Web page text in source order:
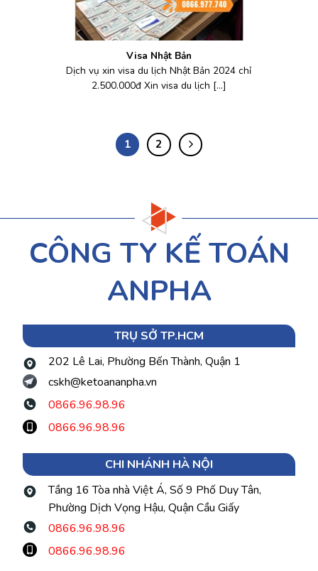
Visa Nhật Bản
Dịch vụ xin visa du lịch Nhật Bản 2024 chỉ
2.500.000đ Xin visa du lịch [...]
1 2
CÔNG TY KẾ TOÁN
ANPHA
TRỤ SỞ TP.HCM
202 Lê Lai, Phường Bến Thành, Quận 1
cskh@ketoananpha.vn
0866.96.98.96
0866.96.98.96
CHI NHÁNH HÀ NỘI
Tầng 16 Tòa nhà Việt Á, Số 9 Phố Duy Tân,
Phường Dịch Vọng Hậu, Quận Cầu Giấy
0866.96.98.96
0866.96.98.96